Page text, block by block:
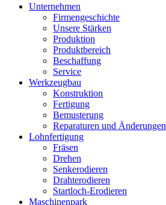
Unternehmen
Firmengeschichte
Unsere Stärken
Produktion
Produktbereich
Beschaffung
Service
Werkzeugbau
Konstruktion
Fertigung
Bemusterung
Reparaturen und Änderungen
Lohnfertigung
Fräsen
Drehen
Senkerodieren
Drahterodieren
Startloch-Erodieren
Maschinenpark